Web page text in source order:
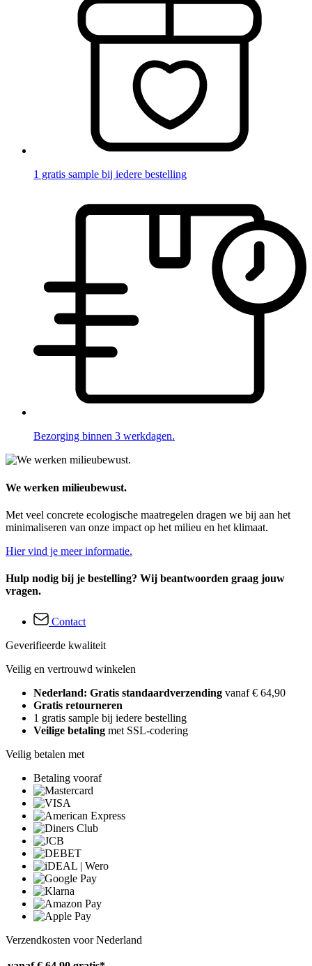
1 gratis sample bij iedere bestelling
Bezorging binnen 3 werkdagen.
We werken milieubewust.
Met veel concrete ecologische maatregelen dragen we bij aan het
minimaliseren van onze impact op het milieu en het klimaat.
Hier vind je meer informatie.
Hulp nodig bij je bestelling? Wij beantwoorden graag jouw
vragen.
Contact
Geverifieerde kwaliteit
Veilig en vertrouwd winkelen
Nederland: Gratis standaardverzending vanaf € 64,90
Gratis retourneren
1 gratis sample bij iedere bestelling
Veilige betaling met SSL-codering
Veilig betalen met
Betaling vooraf
Verzendkosten voor Nederland